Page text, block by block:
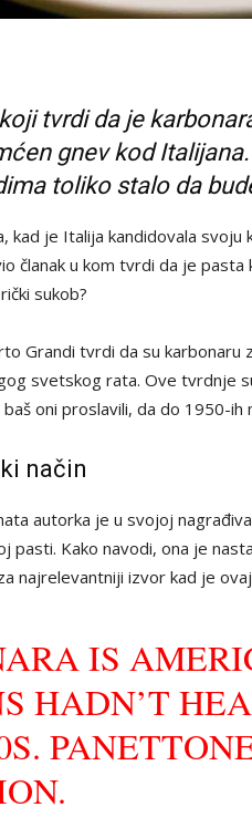
tvrdi da je
gnev kod
toliko stalo da
kad je Italija kandidovala svoju
članak u kom tvrdi da je
sukob?
Grandi tvrdi da su karbonaru
svetskog rata. Ove tvrdnje
oni proslavili, da do 1950-
način
autorka je u svojoj
pasti. Kako navodi, ona je
najrelevantniji izvor kad je
IS
HADN’T